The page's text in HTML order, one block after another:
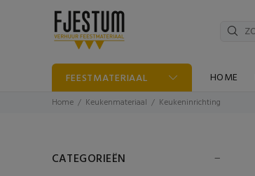
FEESTMATERIAAL HOME
Home Keukenmateriaal Keukeninrichting
CATEGORIEËN